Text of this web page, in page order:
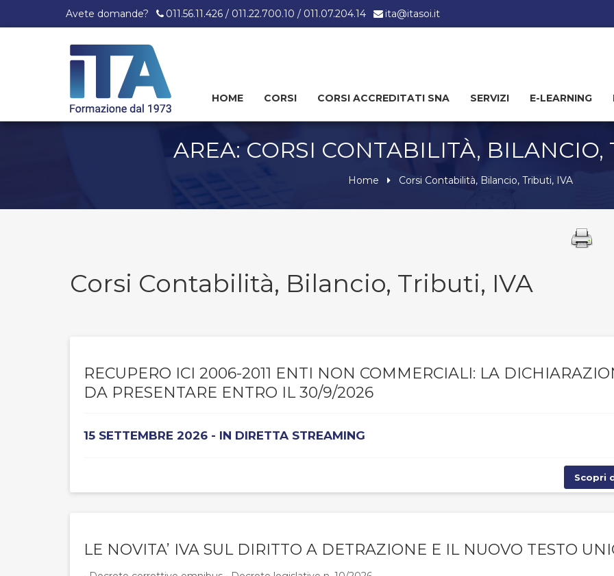
to
Avete domande? 011.56.11.426 / 011.22.700.10 / 011.07.204.14 ita@itasoi.it
HOME CORSI CORSI ACCREDITATI SNA SERVIZI E-LEARNING
AREA: CORSI CONTABILITÀ, BILANCIO,
Home Corsi Contabilità, Bilancio, Tributi, IVA
Corsi Contabilità, Bilancio, Tributi, IVA
RECUPERO ICI 2006-2011 ENTI NON COMMERCIALI: LA
DA PRESENTARE ENTRO IL 30/9/2026
15 SETTEMBRE 2026 - IN DIRETTA STREAMING
Scopri
LE NOVITA’ IVA SUL DIRITTO A DETRAZIONE E IL NUOVO TESTO